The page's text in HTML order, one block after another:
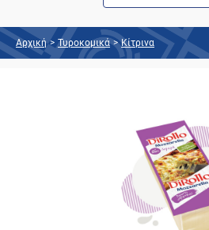
Αρχική > Τυροκομικά > Κίτρινα